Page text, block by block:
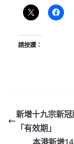
請按讚：
新增十九宗新
「有效期」